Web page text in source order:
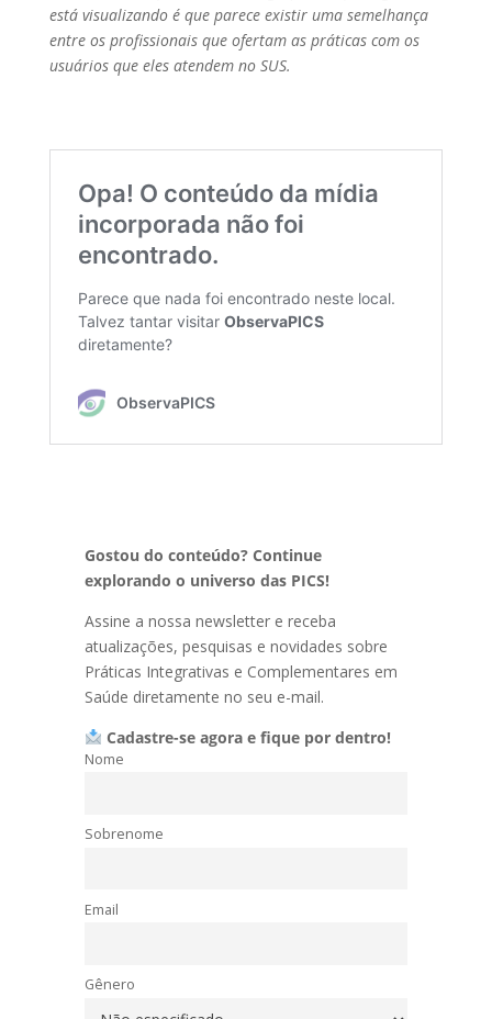
está visualizando é que parece existir uma semelhança
entre os profissionais que ofertam as práticas com os
usuários que eles atendem no SUS.
Gostou do conteúdo? Continue
explorando o universo das PICS!
Assine a nossa newsletter e receba
atualizações, pesquisas e novidades sobre
Práticas Integrativas e Complementares em
Saúde diretamente no seu e-mail.
Cadastre-se agora e fique por dentro!
Nome
Sobrenome
Email
Gênero